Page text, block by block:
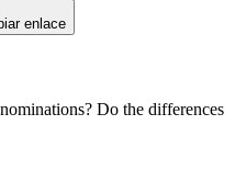
enlace
Do the differences